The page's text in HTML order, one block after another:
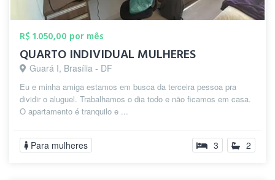
R$ 1.050,00 por mês
QUARTO INDIVIDUAL MULHERES
Guará I, Brasília - DF
Eu e minha amiga estamos em busca da terceira pessoa pra
dividir o aluguel. Trabalhamos o dia todo e não ficamos em casa.
O apartamento é tranquilo e ...
Para mulheres 3 2